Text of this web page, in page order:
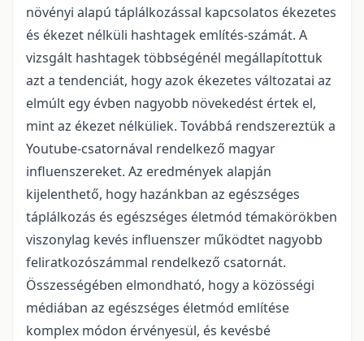
növényi alapú táplálkozással kapcsolatos ékezetes
és ékezet nélküli hashtagek említés-számát. A
vizsgált hashtagek többségénél megállapítottuk
azt a tendenciát, hogy azok ékezetes változatai az
elmúlt egy évben nagyobb növekedést értek el,
mint az ékezet nélküliek. Továbbá rendszereztük a
Youtube-csatornával rendelkező magyar
influenszereket. Az eredmények alapján
kijelenthető, hogy hazánkban az egészséges
táplálkozás és egészséges életmód témakörökben
viszonylag kevés influenszer működtet nagyobb
feliratkozószámmal rendelkező csatornát.
Összességében elmondható, hogy a közösségi
médiában az egészséges életmód említése
komplex módon érvényesül, és kevésbé